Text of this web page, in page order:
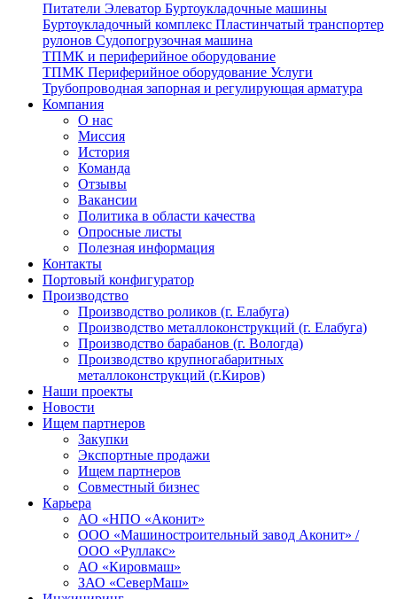
Питатели Элеватор Буртоукладочные машины
Буртоукладочный комплекс Пластинчатый транспортер
рулонов Судопогрузочная машина
ТПМК и периферийное оборудование
ТПМК Периферийное оборудование Услуги
Трубопроводная запорная и регулирующая арматура
Компания
О нас
Миссия
История
Команда
Отзывы
Вакансии
Политика в области качества
Опросные листы
Полезная информация
Контакты
Портовый конфигуратор
Производство
Производство роликов (г. Елабуга)
Производство металлоконструкций (г. Елабуга)
Производство барабанов (г. Вологда)
Производство крупногабаритных
металлоконструкций (г.Киров)
Наши проекты
Новости
Ищем партнеров
Закупки
Экспортные продажи
Ищем партнеров
Совместный бизнес
Карьера
АО «НПО «Аконит»
ООО «Машиностроительный завод Аконит» /
ООО «Руллакс»
АО «Кировмаш»
ЗАО «СеверМаш»